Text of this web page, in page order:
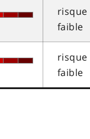
risque
faible
risque
faible